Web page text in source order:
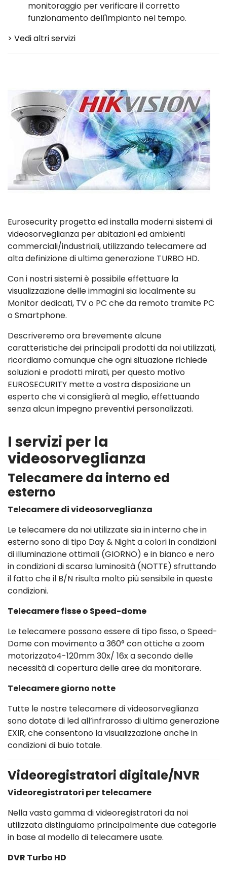
monitoraggio per verificare il corretto
funzionamento dell'impianto nel tempo.
> Vedi altri servizi
Eurosecurity progetta ed installa moderni sistemi di
videosorveglianza per abitazioni ed ambienti
commerciali/industriali, utilizzando telecamere ad
alta definizione di ultima generazione TURBO HD.
Con i nostri sistemi è possibile effettuare la
visualizzazione delle immagini sia localmente su
Monitor dedicati, TV o PC che da remoto tramite PC
o Smartphone.
Descriveremo ora brevemente alcune
caratteristiche dei principali prodotti da noi utilizzati,
ricordiamo comunque che ogni situazione richiede
soluzioni e prodotti mirati, per questo motivo
EUROSECURITY mette a vostra disposizione un
esperto che vi consiglierà al meglio, effettuando
senza alcun impegno preventivi personalizzati.
I servizi per la
videosorveglianza
Telecamere da interno ed
esterno
Telecamere di videosorveglianza
Le telecamere da noi utilizzate sia in interno che in
esterno sono di tipo Day & Night a colori in condizioni
di illuminazione ottimali (GIORNO) e in bianco e nero
in condizioni di scarsa luminosità (NOTTE) sfruttando
il fatto che il B/N risulta molto più sensibile in queste
condizioni.
Telecamere fisse o Speed-dome
Le telecamere possono essere di tipo fisso, o Speed-
Dome con movimento a 360° con ottiche a zoom
motorizzato4-120mm 30x/ 16x a secondo delle
necessità di copertura delle aree da monitorare.
Telecamere giorno notte
Tutte le nostre telecamere di videosorveglianza
sono dotate di led all’infrarosso di ultima generazione
EXIR, che consentono la visualizzazione anche in
condizioni di buio totale.
Videoregistratori digitale/NVR
Videoregistratori per telecamere
Nella vasta gamma di videoregistratori da noi
utilizzata distinguiamo principalmente due categorie
in base al modello di telecamere usate.
DVR Turbo HD